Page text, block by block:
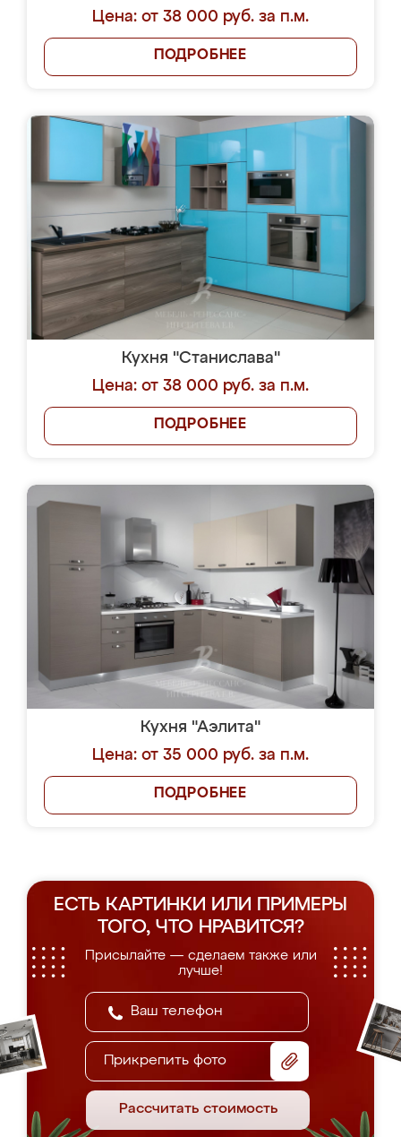
Цена: от 38 000 руб. за п.м.
ПОДРОБНЕЕ
Кухня "Станислава"
Цена: от 38 000 руб. за п.м.
ПОДРОБНЕЕ
Кухня "Аэлита"
Цена: от 35 000 руб. за п.м.
ПОДРОБНЕЕ
ЕСТЬ КАРТИНКИ ИЛИ ПРИМЕРЫ
ТОГО, ЧТО НРАВИТСЯ?
Присылайте — сделаем также или
лучше!
Прикрепить фото
Рассчитать стоимость